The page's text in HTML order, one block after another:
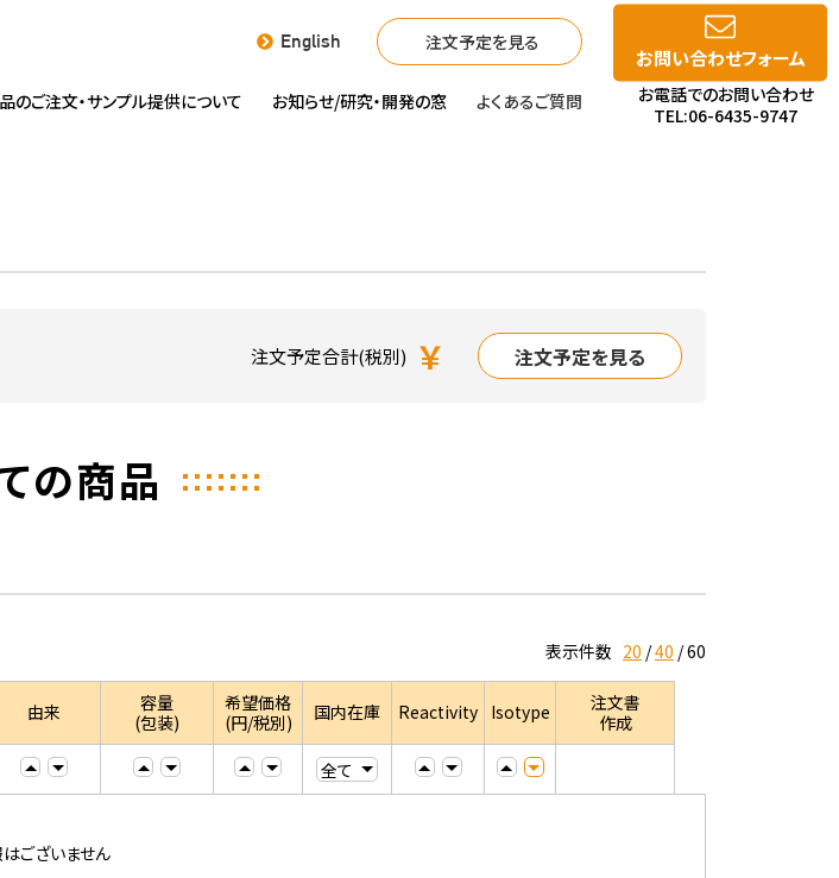
English 注文予定を見る
のご注文・サンプル提供について お知らせ/研究・開発の窓 よくあるご質問
お問い合わせフォーム
お電話でのお問い合わせ
TEL:06-6435-9747
注文予定合計(税別) ￥ 注文予定を見る
の商品
表示件数 20 40 60
由来
容量
(包装)
希望価格
(円/税別)
国内在庫 Reactivity Isotype
注文書
作成
ございません